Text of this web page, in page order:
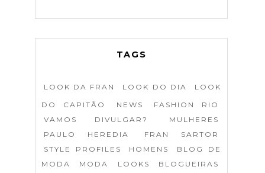
TAGS
LOOK DA FRAN LOOK DO DIA
LOOK
DO CAPITÃO
NEWS
FASHION RIO
VAMOS DIVULGAR?
MULHERES
PAULO HEREDIA
FRAN SARTOR
STYLE PROFILES
HOMENS
BLOG DE
MODA
MODA LOOKS
BLOGUEIRAS